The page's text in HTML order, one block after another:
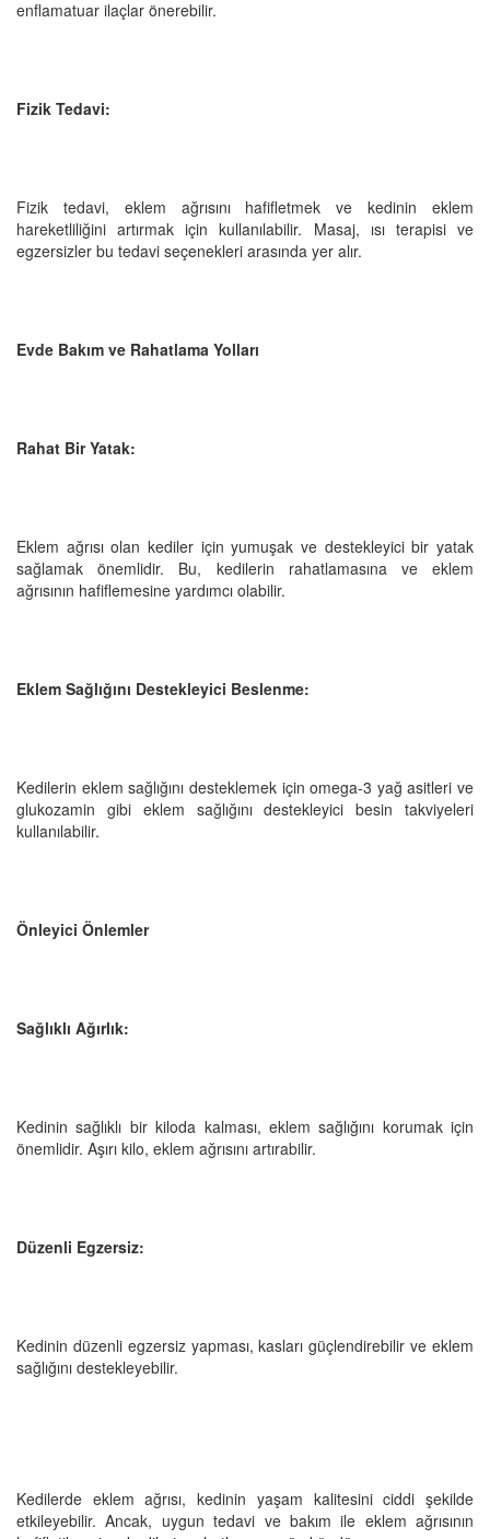
enflamatuar ilaçlar önerebilir.
Fizik Tedavi:
Fizik tedavi, eklem ağrısını hafifletmek ve kedinin eklem
hareketliliğini artırmak için kullanılabilir. Masaj, ısı terapisi ve
egzersizler bu tedavi seçenekleri arasında yer alır.
Evde Bakım ve Rahatlama Yolları
Rahat Bir Yatak:
Eklem ağrısı olan kediler için yumuşak ve destekleyici bir yatak
sağlamak önemlidir. Bu, kedilerin rahatlamasına ve eklem
ağrısının hafiflemesine yardımcı olabilir.
Eklem Sağlığını Destekleyici Beslenme:
Kedilerin eklem sağlığını desteklemek için omega-3 yağ asitleri ve
glukozamin gibi eklem sağlığını destekleyici besin takviyeleri
kullanılabilir.
Önleyici Önlemler
Sağlıklı Ağırlık:
Kedinin sağlıklı bir kiloda kalması, eklem sağlığını korumak için
önemlidir. Aşırı kilo, eklem ağrısını artırabilir.
Düzenli Egzersiz:
Kedinin düzenli egzersiz yapması, kasları güçlendirebilir ve eklem
sağlığını destekleyebilir.
Kedilerde eklem ağrısı, kedinin yaşam kalitesini ciddi şekilde
etkileyebilir. Ancak, uygun tedavi ve bakım ile eklem ağrısının